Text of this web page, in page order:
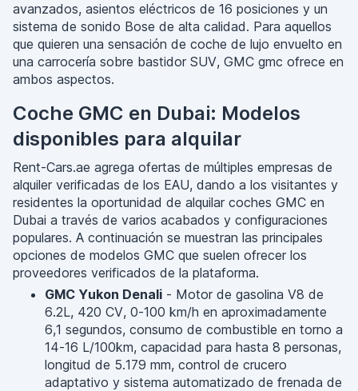
avanzados, asientos eléctricos de 16 posiciones y un
sistema de sonido Bose de alta calidad. Para aquellos
que quieren una sensación de coche de lujo envuelto en
una carrocería sobre bastidor SUV, GMC gmc ofrece en
ambos aspectos.
Coche GMC en Dubai: Modelos
disponibles para alquilar
Rent-Cars.ae agrega ofertas de múltiples empresas de
alquiler verificadas de los EAU, dando a los visitantes y
residentes la oportunidad de alquilar coches GMC en
Dubai a través de varios acabados y configuraciones
populares. A continuación se muestran las principales
opciones de modelos GMC que suelen ofrecer los
proveedores verificados de la plataforma.
GMC Yukon Denali - Motor de gasolina V8 de
6.2L, 420 CV, 0-100 km/h en aproximadamente
6,1 segundos, consumo de combustible en torno a
14-16 L/100km, capacidad para hasta 8 personas,
longitud de 5.179 mm, control de crucero
adaptativo y sistema automatizado de frenada de